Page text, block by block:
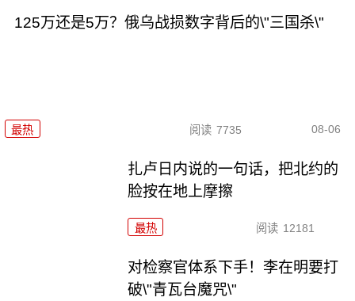
125万还是5万？俄乌战损数字背后的\"三国杀\"
最热 阅读 7735 08-06
扎卢日内说的一句话，把北约的
脸按在地上摩擦
最热 阅读 12181
对检察官体系下手！李在明要打
破\"青瓦台魔咒\"